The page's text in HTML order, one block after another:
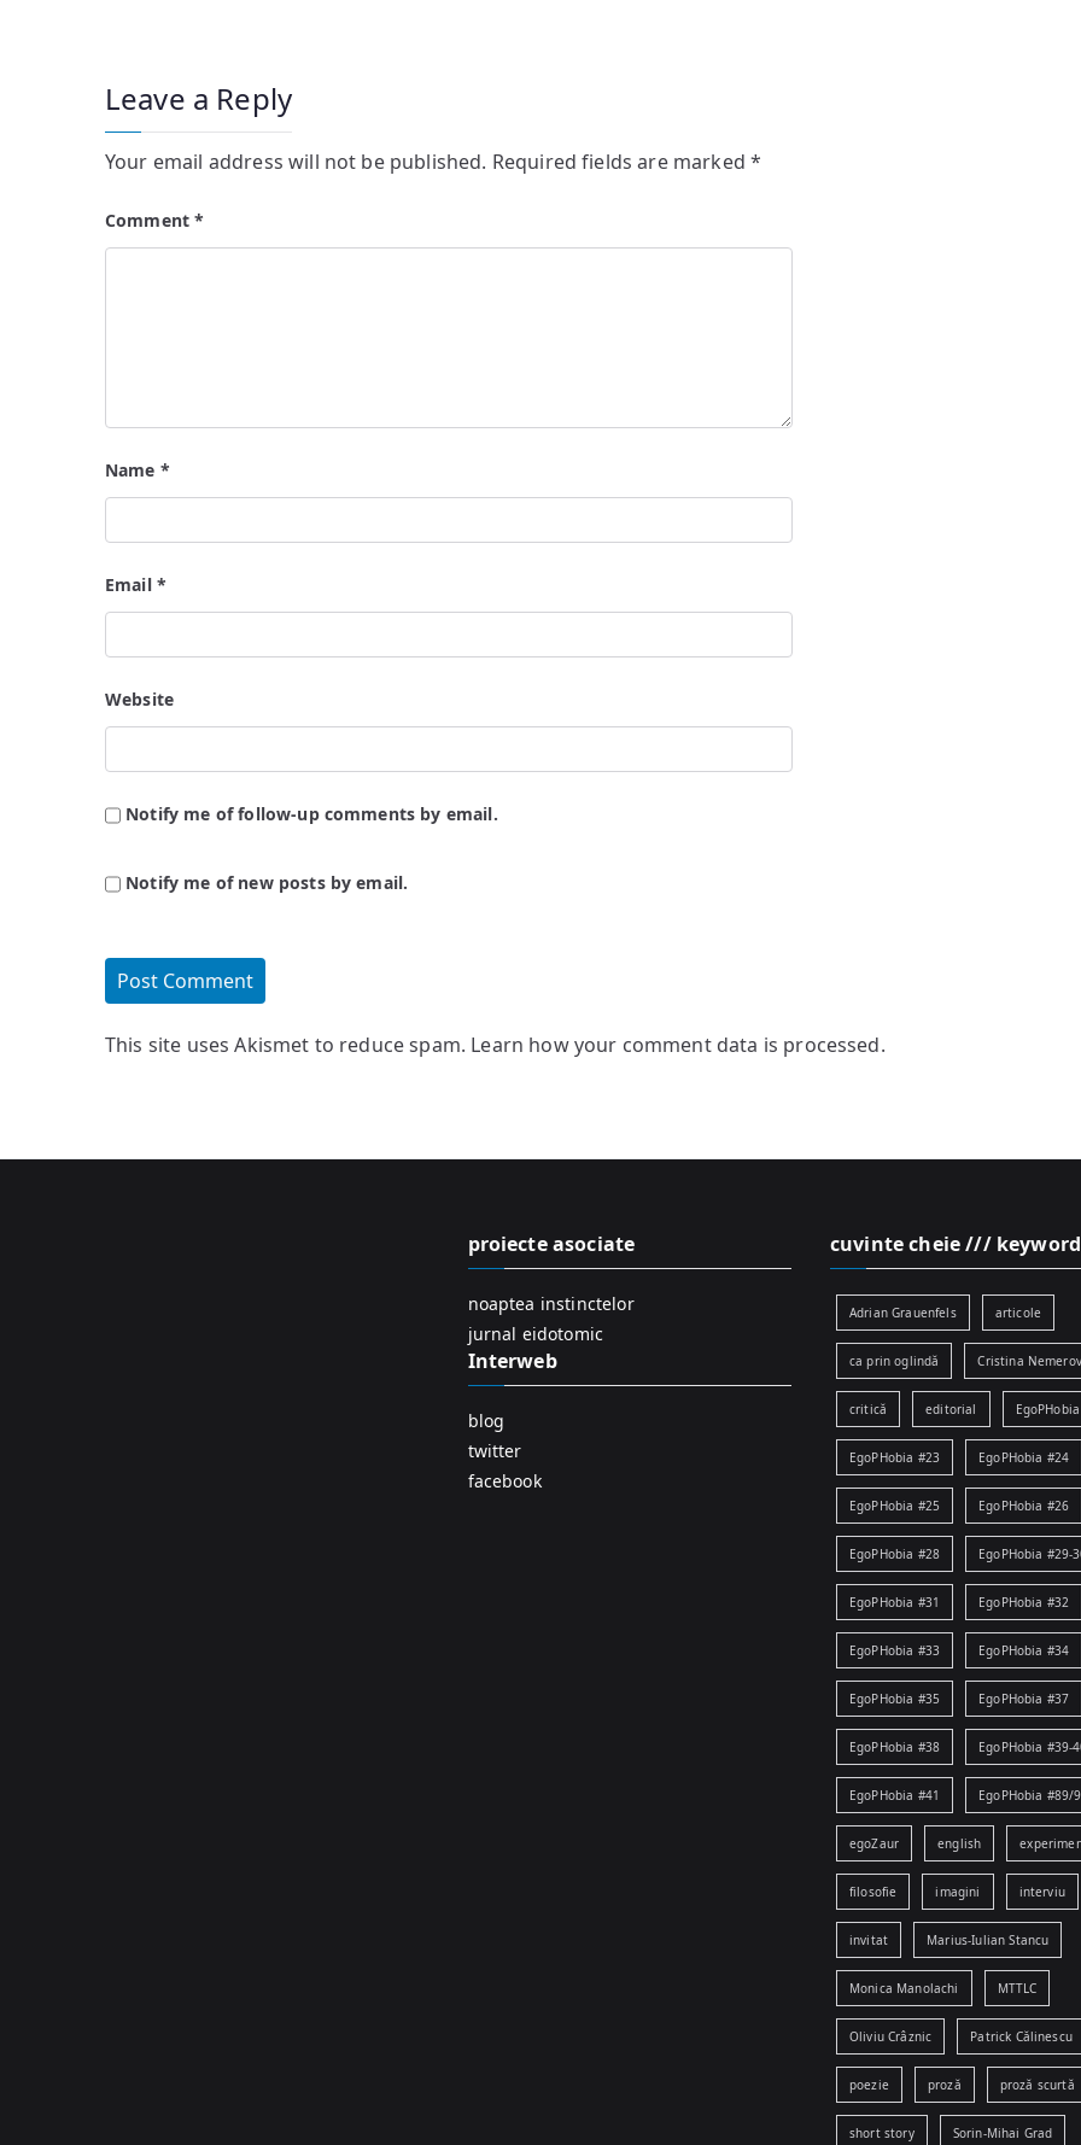
Leave a Reply
Your email address will not be published. Required fields are marked*
Comment*
Name *
Email *
Website
Notify me of follow-up comments by email.
Notify me of new posts by email.
This site uses Akismet to reduce spam. Learn how your comment data is processed.
proiecte asociate
noaptea instinctelor
jurnal eidotomic
Interweb
blog
twitter
facebook
cuvinte cheie ///
Adrian Grauenfels articole
ca prin oglindă Cristina
critică editorial
EgoPHobia #23 EgoPHobia #24
EgoPHobia #25 EgoPHobia #26
EgoPHobia #28 EgoPHobia #29-
EgoPHobia #31 EgoPHobia #32
EgoPHobia #33 EgoPHobia #34
EgoPHobia #35 EgoPHobia #37
EgoPHobia #38 EgoPHobia #39-
EgoPHobia #41 EgoPHobia #89/
egoZaur english
filosofie imagini interviu
invitat Marius-Iulian Stancu
Monica Manolachi MTTLC
Oliviu Crâznic Patrick Călinescu
poezie proză proză scurtă
short story Sorin-Mihai Grad